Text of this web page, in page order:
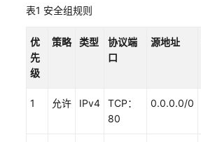
建
用
服
表1 安全组规则
优
先
级
策略 类型
协议端
口
源地址
1 允许 IPv4
TCP：
80
0.0.0.0/0